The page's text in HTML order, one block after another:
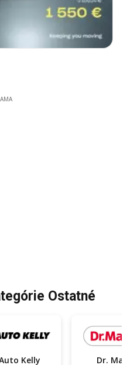
Ostatné
Kelly Dr. Max